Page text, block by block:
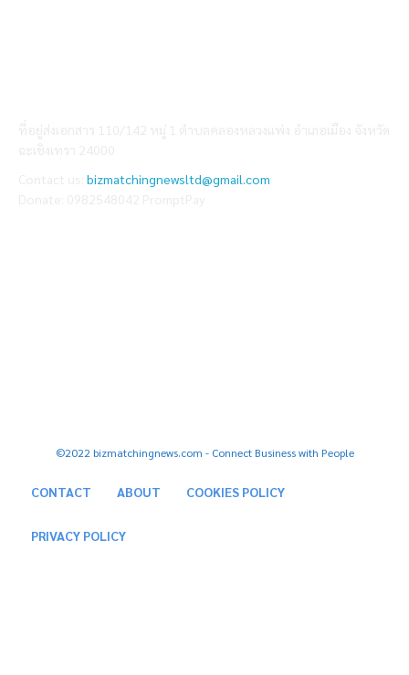
bizmatchingnewsltd@gmail.com
©2022 bizmatchingnews.com - Connect Business with People
CONTACT ABOUT COOKIES POLICY
PRIVACY POLICY